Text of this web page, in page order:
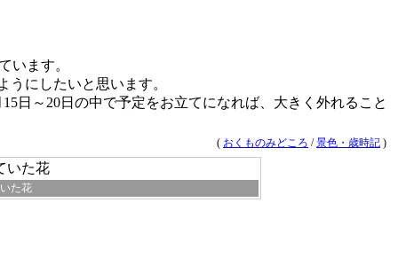
います。
にしたいと思います。
日～20日の中で予定をお立てになれば、大きく外れること
( おくものみどころ /景色・歳時記 )
た花